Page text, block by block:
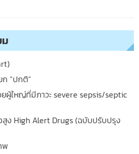
“ปกติ”
ผู้ใหญ่ที่มีภาวะ severe sepsis/septic
สูง High Alert Drugs (ฉบับปรับปรุง
พ